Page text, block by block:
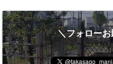
＼フォロー